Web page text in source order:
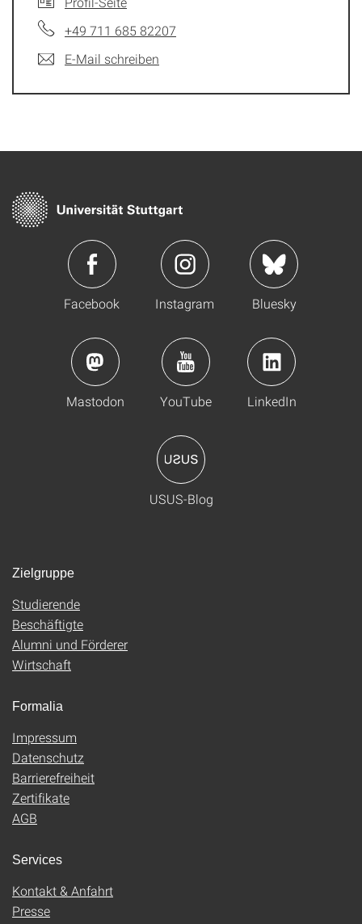
+49 711 685 82207
E-Mail schreiben
Facebook Instagram Bluesky
Mastodon YouTube LinkedIn
USUS-Blog
Zielgruppe
Studierende
Beschäftigte
Alumni und Förderer
Wirtschaft
Formalia
Impressum
Datenschutz
Barrierefreiheit
Zertifikate
AGB
Services
Kontakt & Anfahrt
Presse